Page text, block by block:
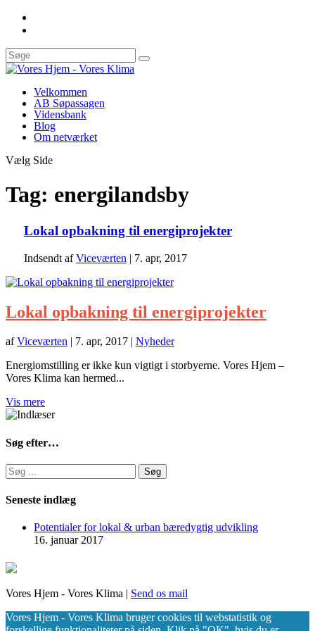
Velkommen
AB Søpassagen
Vidensbank
Blog
Om netværket
Vælg Side
Tag: energilandsby
Lokal opbakning til energiprojekter
Indsendt afViceværten | 7. apr, 2017
Lokal opbakning til energiprojekter
afViceværten | 7. apr, 2017 | Nyheder
Energiomstilling er ikke kun vigtigt i storbyerne. Vores Hjem –
Vores Klima kan hermed...
Vis mere
Søg efter…
Søg
efter:
Seneste indlæg
Potentialer for lokal & urban bæredygtig udvikling
16. januar 2017
Vores Hjem - Vores Klima | Send os mail
Vores Hjem - Vores Klima bruger cookies til webstatistik og